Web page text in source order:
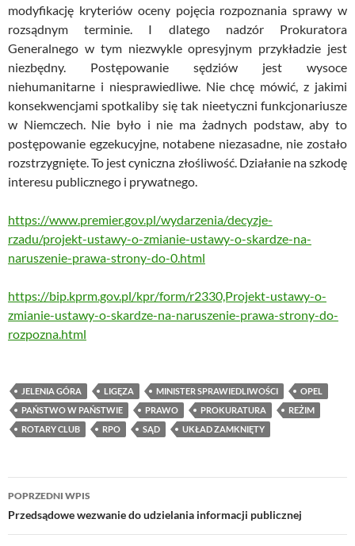
modyfikację kryteriów oceny pojęcia rozpoznania sprawy w
rozsądnym terminie. I dlatego nadzór Prokuratora
Generalnego w tym niezwykle opresyjnym przykładzie jest
niezbędny. Postępowanie sędziów jest wysoce
niehumanitarne i niesprawiedliwe. Nie chcę mówić, z jakimi
konsekwencjami spotkaliby się tak nieetyczni funkcjonariusze
w Niemczech. Nie było i nie ma żadnych podstaw, aby to
postępowanie egzekucyjne, notabene niezasadne, nie zostało
rozstrzygnięte. To jest cyniczna złośliwość. Działanie na szkodę
interesu publicznego i prywatnego.
https://www.premier.gov.pl/wydarzenia/decyzje-
rzadu/projekt-ustawy-o-zmianie-ustawy-o-skardze-na-
naruszenie-prawa-strony-do-0.html
https://bip.kprm.gov.pl/kpr/form/r2330,Projekt-ustawy-o-
zmianie-ustawy-o-skardze-na-naruszenie-prawa-strony-do-
rozpozna.html
JELENIA GÓRA LIGĘZA MINISTER SPRAWIEDLIWOŚCI
OPEL
PAŃSTWO W PAŃSTWIE
PRAWO PROKURATURA
REŻIM
ROTARY CLUB
RPO SĄD UKŁAD ZAMKNIĘTY
Nawigacja
wpisu
POPRZEDNI WPIS
Przedsądowe wezwanie do udzielania informacji publicznej